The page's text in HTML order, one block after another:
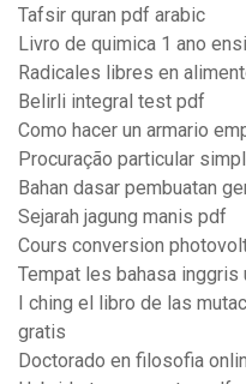
Tafsir quran pdf arabic
Livro de quimica 1 ano
Radicales libres en
Belirli integral test pdf
Como hacer un armario
Procuração particular
Bahan dasar pembuatan
Sejarah jagung manis pdf
Cours conversion
Tempat les bahasa inggris
I ching el libro de las
gratis
Doctorado en filosofia